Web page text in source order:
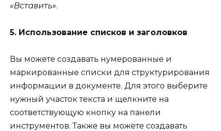
«Вставить».
5. Использование списков и заголовков
Вы можете создавать нумерованные и
маркированные списки для структурирования
информации в документе. Для этого выберите
нужный участок текста и щелкните на
соответствующую кнопку на панели
инструментов. Также вы можете создавать